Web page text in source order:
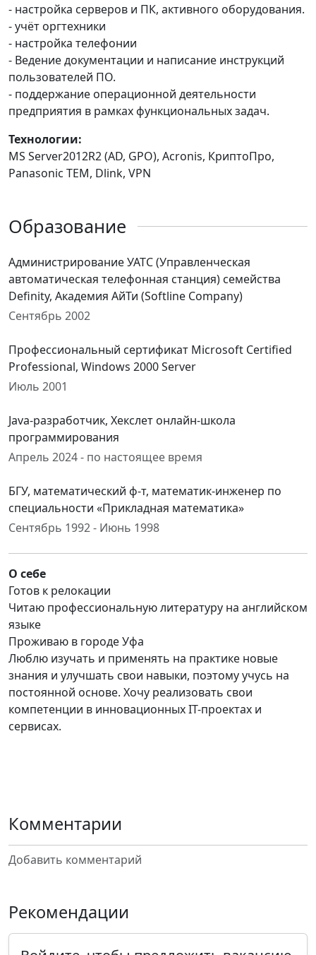
- настройка серверов и ПК, активного оборудования.
- учёт оргтехники
- настройка телефонии
- Ведение документации и написание инструкций
пользователей ПО.
- поддержание операционной деятельности
предприятия в рамках функциональных задач.
Технологии:
MS Server2012R2 (AD, GPO), Acronis, КриптоПро,
Panasonic TEM, Dlink, VPN
Образование
Администрирование УАТС (Управленческая
автоматическая телефонная станция) семейства
Definity, Академия АйТи (Softline Company)
Сентябрь 2002
Профессиональный сертификат Microsoft Certified
Professional, Windows 2000 Server
Июль 2001
Java-разработчик, Хекслет онлайн-школа
программирования
Апрель 2024 - по настоящее время
БГУ, математический ф-т, математик-инженер по
специальности «Прикладная математика»
Сентябрь 1992 - Июнь 1998
О себе
Готов к релокации
Читаю профессиональную литературу на английском
языке
Проживаю в городе Уфа
Люблю изучать и применять на практике новые
знания и улучшать свои навыки, поэтому учусь на
постоянной основе. Хочу реализовать свои
компетенции в инновационных IT-проектах и
сервисах.
Комментарии
Добавить комментарий
Рекомендации